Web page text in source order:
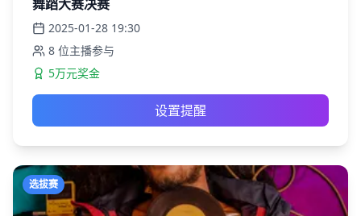
舞蹈大赛决赛
2025-01-28 19:30
8 位主播参与
5万元奖金
设置提醒
选拔赛